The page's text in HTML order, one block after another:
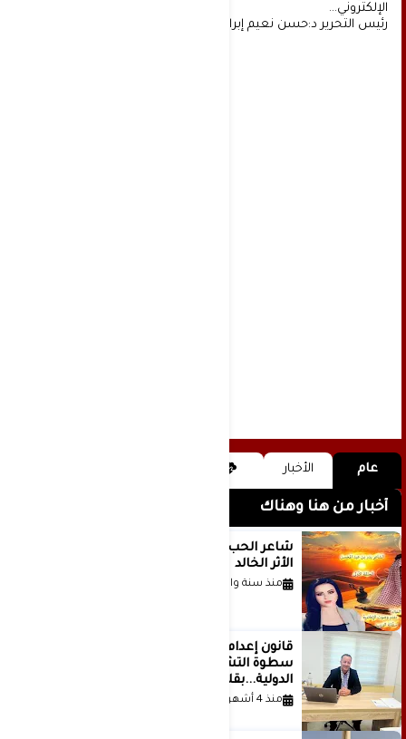
الإلكتروني...
رئيس التحرير د:حسن نعيم إبراهيم.
عام الأخبار
أخبار من هنا وهناك
الأثر الخالد
منذ سنة واحدة
قانون إعدام الأسرى الفلسطينيين: بين
سطوة التشريع وانهيار منظومة العدالة
الدولية...بقلم الدكتور وسيم وني
منذ 4 أشهر